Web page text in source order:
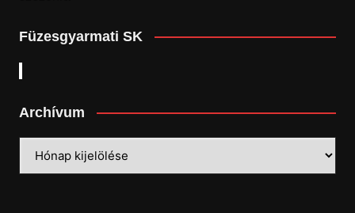
Füzesgyarmati SK
Archívum